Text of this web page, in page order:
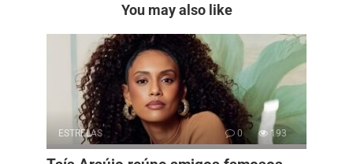
You may also like
ESTRELAS 0 193